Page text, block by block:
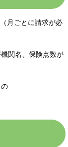
（月ごとに請求が必
関名、保険点数が